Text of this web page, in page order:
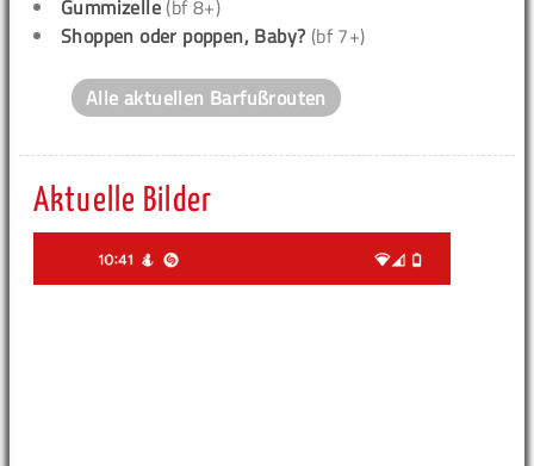
Gummizelle (bf 8+)
Shoppen oder poppen, Baby? (bf 7+)
Alle aktuellen Barfußrouten
Aktuelle Bilder